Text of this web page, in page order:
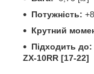
Потужність:
Крутний
Підходить
ZX-10RR [17-22]